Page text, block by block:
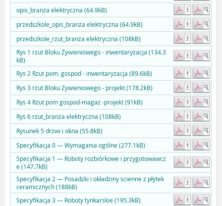
opis_branża elektryczna (64.9kB)
przedszkole_opis_branża elektryczna (64.9kB)
przedszkole_rzut_branża elektryczna (108kB)
Rys 1 rzut Bloku Żywieniowego - inwentaryzacja (134.3
kB)
Rys 2 Rzut pom. gospod - inwentaryzacja (89.6kB)
Rys 3 rzut Bloku Zywieniowego - projekt (178.2kB)
Rys 4 Rzut pom gospod-magaz -projekt (91kB)
Rys 6 rzut_branża elektryczna (108kB)
Rysunek 5 drzwi i okna (55.8kB)
Specyfikacja 0 — Wymagania ogólne (277.1kB)
Specyfikacja 1 — Roboty rozbiórkowe i przygotowawcz
e (147.7kB)
Specyfikacja 2 — Posadzki i okładziny scienne z płytek
ceramicznych (188kB)
Specyfikacja 3 — Roboty tynkarskie (195.3kB)